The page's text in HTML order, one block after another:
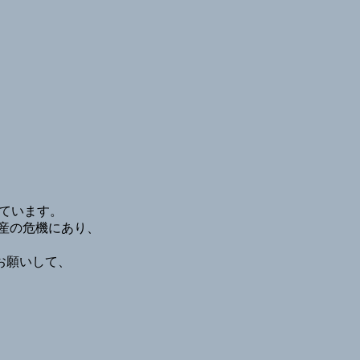
います。
の危機にあり、
いして、